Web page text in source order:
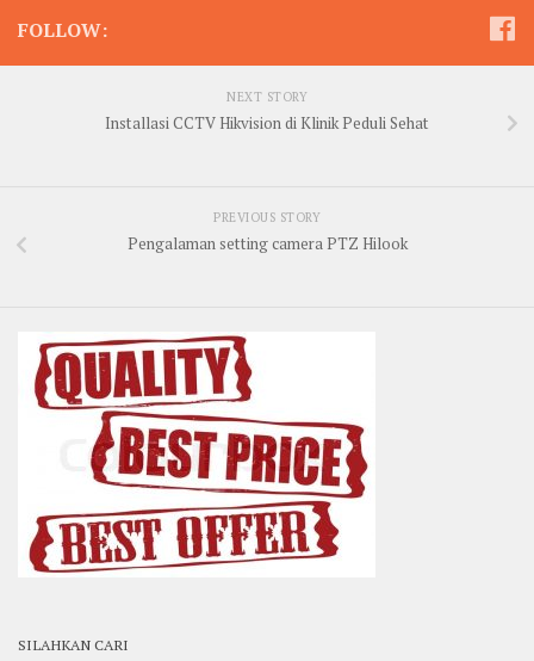
FOLLOW:
NEXT STORY
Installasi CCTV Hikvision di Klinik Peduli Sehat
PREVIOUS STORY
Pengalaman setting camera PTZ Hilook
SILAHKAN CARI